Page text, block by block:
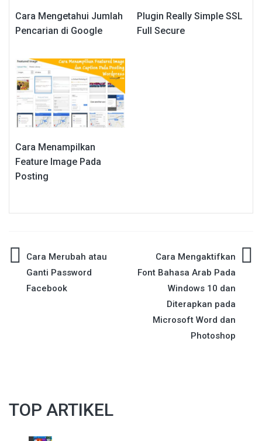
Cara Mengetahui Jumlah
Pencarian di Google
Plugin Really Simple SSL
Full Secure
Cara Menampilkan
Feature Image Pada
Posting
Post
navigation
Cara Merubah atau
Ganti Password
Facebook
Cara Mengaktifkan
Font Bahasa Arab Pada
Windows 10 dan
Diterapkan pada
Microsoft Word dan
Photoshop
TOP ARTIKEL